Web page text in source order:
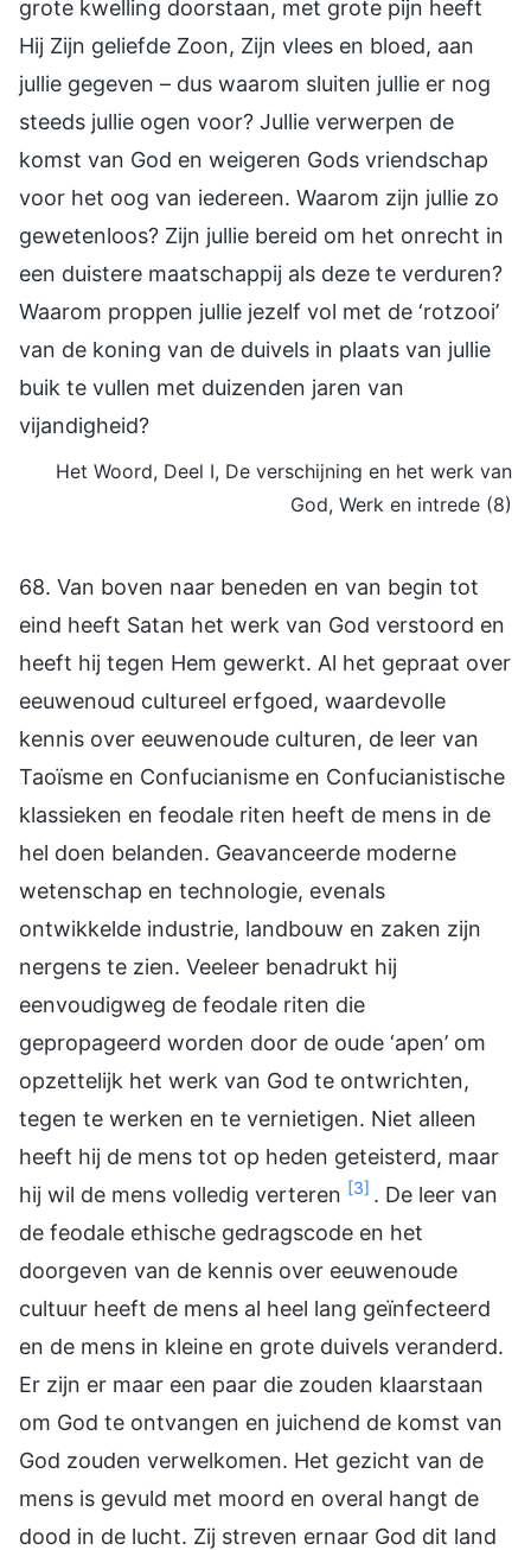
grote kwelling doorstaan, met grote pijn heeft
Hij Zijn geliefde Zoon, Zijn vlees en bloed, aan
jullie gegeven – dus waarom sluiten jullie er nog
steeds jullie ogen voor? Jullie verwerpen de
komst van God en weigeren Gods vriendschap
voor het oog van iedereen. Waarom zijn jullie zo
gewetenloos? Zijn jullie bereid om het onrecht in
een duistere maatschappij als deze te verduren?
Waarom proppen jullie jezelf vol met de ‘rotzooi’
van de koning van de duivels in plaats van jullie
buik te vullen met duizenden jaren van
vijandigheid?
Het Woord, Deel I, De verschijning en het werk van
God, Werk en intrede (8)
68. Van boven naar beneden en van begin tot
eind heeft Satan het werk van God verstoord en
heeft hij tegen Hem gewerkt. Al het gepraat over
eeuwenoud cultureel erfgoed, waardevolle
kennis over eeuwenoude culturen, de leer van
Taoïsme en Confucianisme en Confucianistische
klassieken en feodale riten heeft de mens in de
hel doen belanden. Geavanceerde moderne
wetenschap en technologie, evenals
ontwikkelde industrie, landbouw en zaken zijn
nergens te zien. Veeleer benadrukt hij
eenvoudigweg de feodale riten die
gepropageerd worden door de oude ‘apen’ om
opzettelijk het werk van God te ontwrichten,
tegen te werken en te vernietigen. Niet alleen
heeft hij de mens tot op heden geteisterd, maar
hij wil de mens volledig verteren [3] . De leer van
de feodale ethische gedragscode en het
doorgeven van de kennis over eeuwenoude
cultuur heeft de mens al heel lang geïnfecteerd
en de mens in kleine en grote duivels veranderd.
Er zijn er maar een paar die zouden klaarstaan
om God te ontvangen en juichend de komst van
God zouden verwelkomen. Het gezicht van de
mens is gevuld met moord en overal hangt de
dood in de lucht. Zij streven ernaar God dit land